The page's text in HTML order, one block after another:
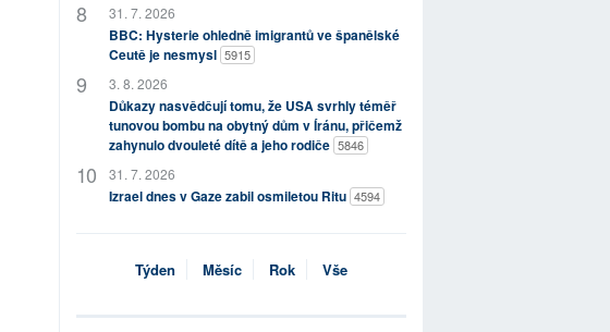
31. 7. 2026
BBC: Hysterie ohledně imigrantů ve španělské
Ceutě je nesmysl 5915
3. 8. 2026
Důkazy nasvědčují tomu, že USA svrhly téměř
tunovou bombu na obytný dům v Íránu, přičemž
zahynulo dvouleté dítě a jeho rodiče 5846
31. 7. 2026
Izrael dnes v Gaze zabil osmiletou Ritu 4594
Týden Měsíc Rok Vše